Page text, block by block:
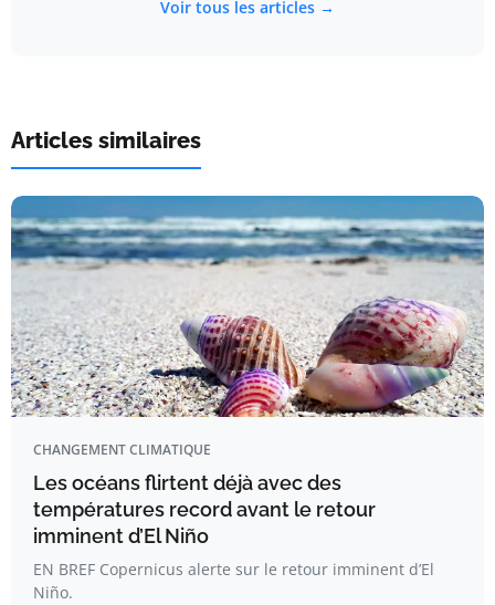
Voir tous les articles →
Articles similaires
CHANGEMENT CLIMATIQUE
Les océans flirtent déjà avec des
températures record avant le retour
imminent d’El Niño
EN BREF Copernicus alerte sur le retour imminent d’El
Niño.